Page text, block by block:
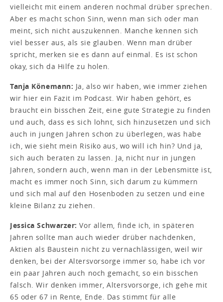
vielleicht mit einem anderen nochmal drüber sprechen.
Aber es macht schon Sinn, wenn man sich oder man
meint, sich nicht auszukennen. Manche kennen sich
viel besser aus, als sie glauben. Wenn man drüber
spricht, merken sie es dann auf einmal. Es ist schon
okay, sich da Hilfe zu holen.
Tanja Könemann: Ja, also wir haben, wie immer ziehen
wir hier ein Fazit im Podcast. Wir haben gehört, es
braucht ein bisschen Zeit, eine gute Strategie zu finden
und auch, dass es sich lohnt, sich hinzusetzen und sich
auch in jungen Jahren schon zu überlegen, was habe
ich, wie sieht mein Risiko aus, wo will ich hin? Und ja,
sich auch beraten zu lassen. Ja, nicht nur in jungen
Jahren, sondern auch, wenn man in der Lebensmitte ist,
macht es immer noch Sinn, sich darum zu kümmern
und sich mal auf den Hosenboden zu setzen und eine
kleine Bilanz zu ziehen.
Jessica Schwarzer:Vor allem, finde ich, in späteren
Jahren sollte man auch wieder drüber nachdenken,
Aktien als Baustein nicht zu vernachlässigen, weil wir
denken, bei der Altersvorsorge immer so, habe ich vor
ein paar Jahren auch noch gemacht, so ein bisschen
falsch. Wir denken immer, Altersvorsorge, ich gehe mit
65 oder 67 in Rente, Ende. Das stimmt für alle